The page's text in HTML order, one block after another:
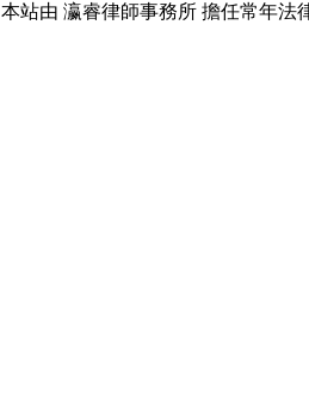
本站由 瀛睿律師事務所 擔任常年法